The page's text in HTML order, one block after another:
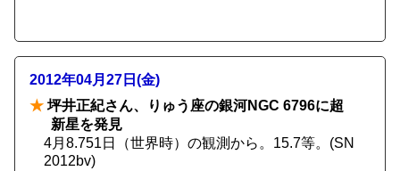
2012年04月27日(金)
★ 坪井正紀さん、りゅう座の銀河NGC 6796に超
新星を発見
4月8.751日（世界時）の観測から。15.7等。(SN
2012bv)